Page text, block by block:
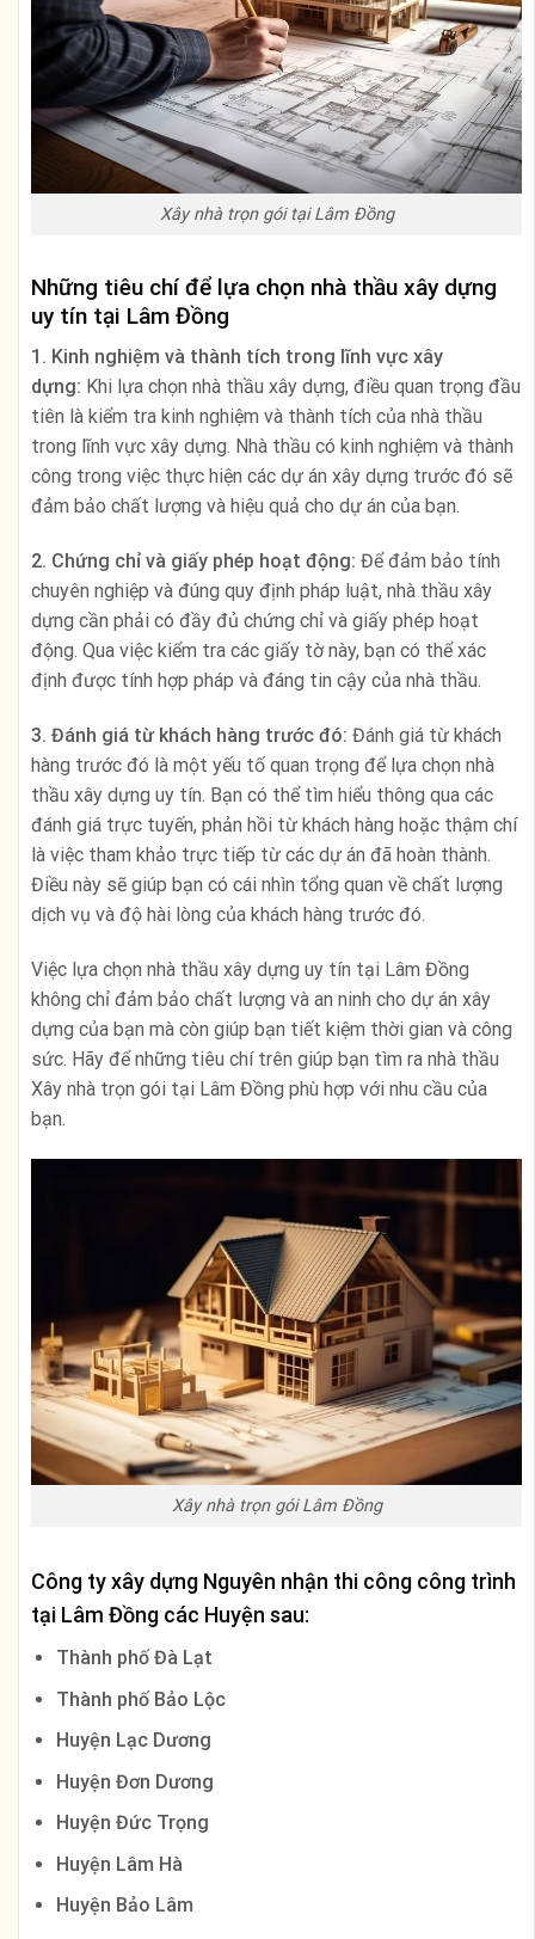
Xây nhà trọn gói tại Lâm Đồng
Những tiêu chí để lựa chọn nhà thầu xây dựng
uy tín tại Lâm Đồng
1. Kinh nghiệm và thành tích trong lĩnh vực xây
dựng: Khi lựa chọn nhà thầu xây dựng, điều quan trọng đầu
tiên là kiểm tra kinh nghiệm và thành tích của nhà thầu
trong lĩnh vực xây dựng. Nhà thầu có kinh nghiệm và thành
công trong việc thực hiện các dự án xây dựng trước đó sẽ
đảm bảo chất lượng và hiệu quả cho dự án của bạn.
2. Chứng chỉ và giấy phép hoạt động: Để đảm bảo tính
chuyên nghiệp và đúng quy định pháp luật, nhà thầu xây
dựng cần phải có đầy đủ chứng chỉ và giấy phép hoạt
động. Qua việc kiểm tra các giấy tờ này, bạn có thể xác
định được tính hợp pháp và đáng tin cậy của nhà thầu.
3. Đánh giá từ khách hàng trước đó: Đánh giá từ khách
hàng trước đó là một yếu tố quan trọng để lựa chọn nhà
thầu xây dựng uy tín. Bạn có thể tìm hiểu thông qua các
đánh giá trực tuyến, phản hồi từ khách hàng hoặc thậm chí
là việc tham khảo trực tiếp từ các dự án đã hoàn thành.
Điều này sẽ giúp bạn có cái nhìn tổng quan về chất lượng
dịch vụ và độ hài lòng của khách hàng trước đó.
Việc lựa chọn nhà thầu xây dựng uy tín tại Lâm Đồng
không chỉ đảm bảo chất lượng và an ninh cho dự án xây
dựng của bạn mà còn giúp bạn tiết kiệm thời gian và công
sức. Hãy để những tiêu chí trên giúp bạn tìm ra nhà thầu
Xây nhà trọn gói tại Lâm Đồng phù hợp với nhu cầu của
bạn.
Xây nhà trọn gói Lâm Đồng
Công ty xây dựng Nguyên nhận thi công công trình
tại Lâm Đồng các Huyện sau:
Thành phố Đà Lạt
Thành phố Bảo Lộc
Huyện Lạc Dương
Huyện Đơn Dương
Huyện Đức Trọng
Huyện Lâm Hà
Huyện Bảo Lâm